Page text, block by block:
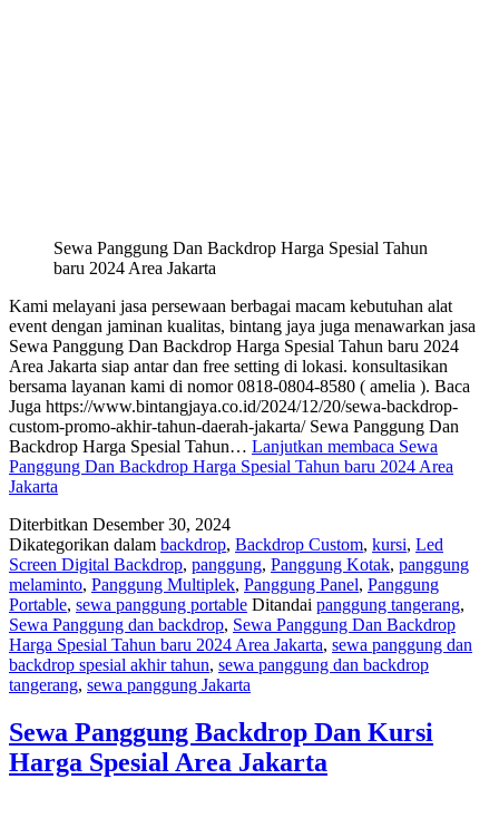
Sewa Panggung Dan Backdrop Harga Spesial Tahun
baru 2024 Area Jakarta
Kami melayani jasa persewaan berbagai macam kebutuhan alat
event dengan jaminan kualitas, bintang jaya juga menawarkan jasa
Sewa Panggung Dan Backdrop Harga Spesial Tahun baru 2024
Area Jakarta siap antar dan free setting di lokasi. konsultasikan
bersama layanan kami di nomor 0818-0804-8580 ( amelia ). Baca
Juga https://www.bintangjaya.co.id/2024/12/20/sewa-backdrop-
custom-promo-akhir-tahun-daerah-jakarta/ Sewa Panggung Dan
Backdrop Harga Spesial Tahun… Lanjutkan membaca Sewa
Panggung Dan Backdrop Harga Spesial Tahun baru 2024 Area
Jakarta
Diterbitkan Desember 30, 2024
Dikategorikan dalam backdrop, Backdrop Custom, kursi, Led
Screen Digital Backdrop, panggung, Panggung Kotak, panggung
melaminto, Panggung Multiplek, Panggung Panel, Panggung
Portable, sewa panggung portable Ditandai panggung tangerang,
Sewa Panggung dan backdrop, Sewa Panggung Dan Backdrop
Harga Spesial Tahun baru 2024 Area Jakarta, sewa panggung dan
backdrop spesial akhir tahun, sewa panggung dan backdrop
tangerang, sewa panggung Jakarta
Sewa Panggung Backdrop Dan Kursi
Harga Spesial Area Jakarta